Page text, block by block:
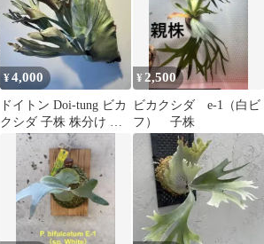
¥4,000
ドイトン Doi-tung ビカ
クシダ 子株 株分け 白
ビカク
¥ 2,500
ビカクシダ e-1（白ビ
フ） 子株